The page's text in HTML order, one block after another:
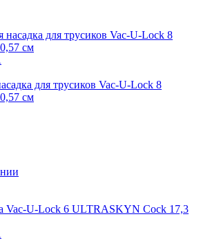
для трусиков Vac-U-Lock 8
см